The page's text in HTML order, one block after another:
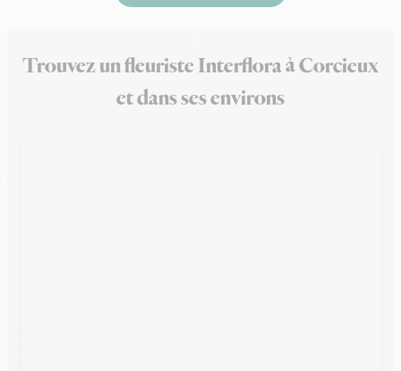
Trouvez un fleuriste Interflora à Corcieux
et dans ses environs